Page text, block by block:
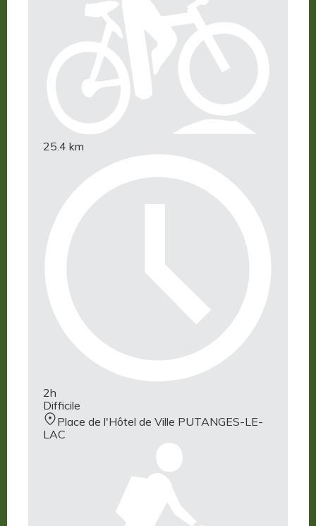
25.4 km
2h
Difficile
Place de l'Hôtel de Ville PUTANGES-LE-
LAC